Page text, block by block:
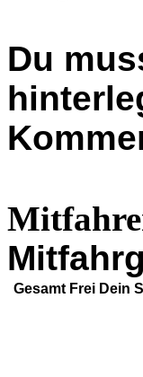
Du
Gesamt Frei Dein